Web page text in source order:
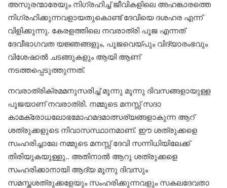
അസുരന്മാരേയും നിഗ്രഹിച്ച് ജീവികളിലെ അഹങ്കാരത്തെ
നിഗ്രഹിക്കുന്നവളായതുകൊണ്ട് ദേവിയെ ദശഹര എന്ന്
വിളിക്കുന്നു. കേരളത്തിലെ നവരാത്രി പൂജ എന്നത്
ദേവീഭാഗവത യജ്ഞങ്ങളും, പൂജവെയ്പും വിദ്യാരംഭവും
വിശേഷാൽ ചടങ്ങുകളും ആയി ആണ്
നടത്തപ്പെടുത്തുന്നത്.
നവരാത്രിക്രമമനുസരിച്ച് മൂന്നു മൂന്നു ദിവസങ്ങളായുള്ള
പൂജയാണ് നവരാത്രി. നമ്മുടെ മനസ്സ് സദാ
കാമക്രോധലോഭമോഹമദമാത്സര്യങ്ങളാകുന്ന ആറ്
ശത്രുക്കളുടെ നിവാസസ്ഥാനമാണ്. ഈ ശത്രുക്കളെ
സംഹരിച്ചാലേ നമ്മുടെ മനസ്സ് ദേവി സന്നിധിയിലേക്ക്
തിരിയുകയുള്ളു.. അതിനാൽ ആറു ശത്രുക്കളെ
സംഹരിക്കാനായി ആദ്യ മൂന്നു ദിവസും
സമസ്തശത്രുക്കളേയും സംഹരിക്കുന്നവളും സകലദേവതാ